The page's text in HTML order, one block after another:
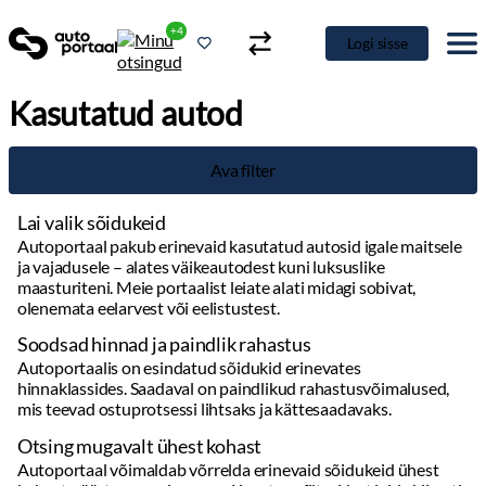
+4
Logi sisse
Kasutatud autod
Ava filter
maasturiteni. Meie portaalist leiate alati midagi sobivat,
Soodsad hinnad ja paindlik rahastus
Autoportaalis on esindatud sõidukid erinevates
hinnaklassides. Saadaval on paindlikud rahastusvõimalused,
mis teevad ostuprotsessi lihtsaks ja kättesaadavaks.
Otsing mugavalt ühest kohast
Autoportaal võimaldab võrrelda erinevaid sõidukeid ühest
kohast, säästes aega ja vaeva. Kasutage filtreid, et leida kiiresti
täpselt see, mida otsite.
Detailne info ja kvaliteetsed pildid
Täpsed andmed sõidukite kohta: läbisõit, hooldusajalugu,
varustus ja muud olulised detailid. Kvaliteetsed fotod annavad
hea ülevaate auto seisukorrast.